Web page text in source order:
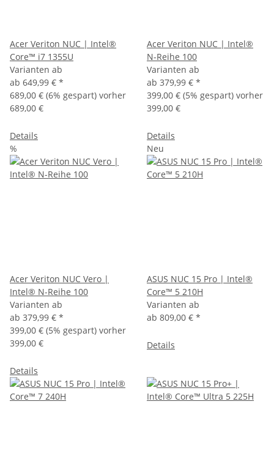
Acer Veriton NUC | Intel®
Core™ i7 1355U
Varianten ab
ab 649,99 € *
689,00 € (6% gespart) vorher
689,00 €
Details
Acer Veriton NUC | Intel®
N-Reihe 100
Varianten ab
ab 379,99 € *
399,00 € (5% gespart) vorher
399,00 €
Details
%
Acer Veriton NUC Vero |
Intel® N-Reihe 100
Varianten ab
ab 379,99 € *
399,00 € (5% gespart) vorher
399,00 €
Details
Neu
ASUS NUC 15 Pro | Intel®
Core™ 5 210H
Varianten ab
ab 809,00 € *
Details